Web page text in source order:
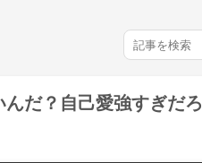
だ？自己愛強すぎだろ